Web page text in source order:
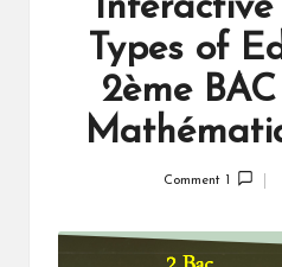
Interactive
Types of
2ème